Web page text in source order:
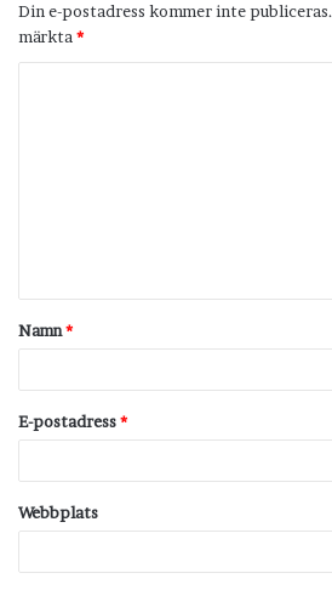
Din e-postadress kommer inte publiceras.
märkta *
t
a
Namn*
E-postadress*
Webbplats